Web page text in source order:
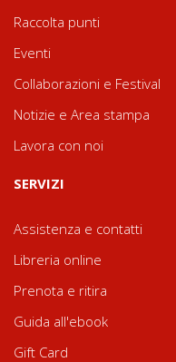
Raccolta punti
Eventi
Collaborazioni e Festival
Notizie e Area stampa
Lavora con noi
SERVIZI
Assistenza e contatti
Libreria online
Prenota e ritira
Guida all'ebook
Gift Card